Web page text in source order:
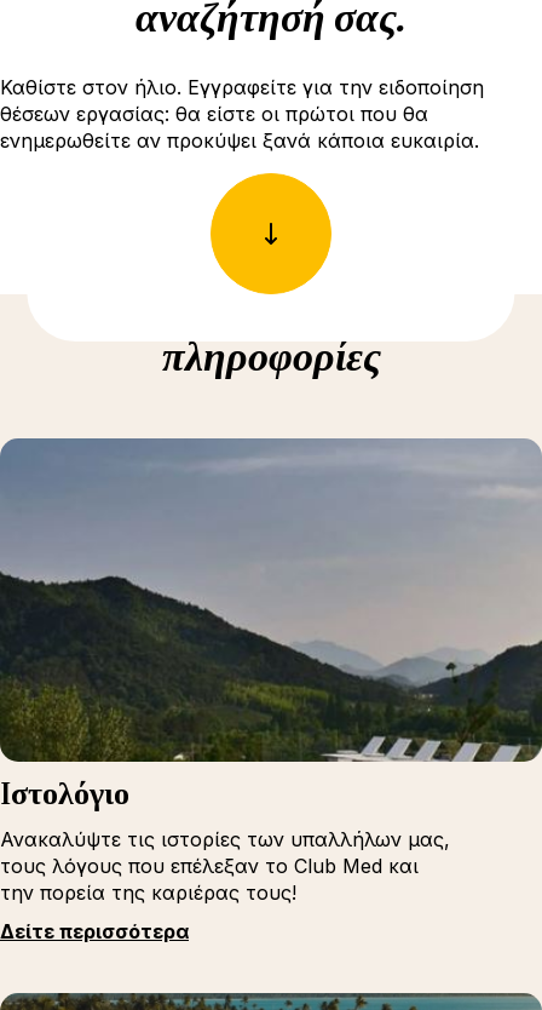
αναζήτησή σας.
Καθίστε στον ήλιο. Εγγραφείτε για την ειδοποίηση
θέσεων εργασίας: θα είστε οι πρώτοι που θα
ενημερωθείτε αν προκύψει ξανά κάποια ευκαιρία.
πληροφορίες
Iστολόγιο
Ανακαλύψτε τις ιστορίες των υπαλλήλων μας,
τους λόγους που επέλεξαν το Club Med και
την πορεία της καριέρας τους!
Δείτε περισσότερα